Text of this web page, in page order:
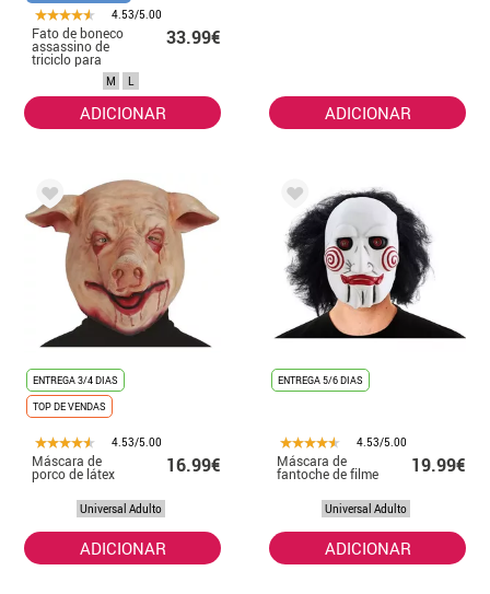
4.53/5.00
Fato de boneco
assassino de
triciclo para
homem
33.99€
M L
ADICIONAR ADICIONAR
ENTREGA 3/4 DIAS
TOP DE VENDAS
4.53/5.00
Máscara de
porco de látex 16.99€
Universal Adulto
ADICIONAR
ENTREGA 5/6 DIAS
4.53/5.00
Máscara de
fantoche de filme 19.99€
Universal Adulto
ADICIONAR